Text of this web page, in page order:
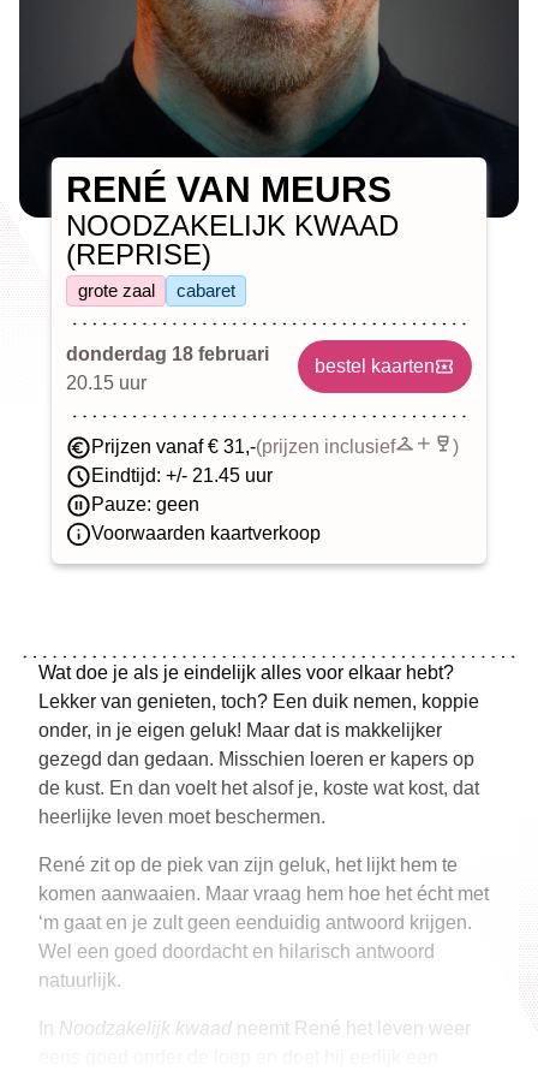
RENÉ VAN MEURS
NOODZAKELIJK KWAAD
(REPRISE)
grote zaal cabaret
donderdag 18 februari
20.15 uur
bestel kaarten
Prijzen vanaf € 31,-(prijzen inclusief
)
Eindtijd: +/- 21.45 uur
Pauze: geen
Voorwaarden kaartverkoop
Wat doe je als je eindelijk alles voor elkaar hebt?
Lekker van genieten, toch? Een duik nemen, koppie
onder, in je eigen geluk! Maar dat is makkelijker
gezegd dan gedaan. Misschien loeren er kapers op
de kust. En dan voelt het alsof je, koste wat kost, dat
heerlijke leven moet beschermen.
René zit op de piek van zijn geluk, het lijkt hem te
komen aanwaaien. Maar vraag hem hoe het écht met
‘m gaat en je zult geen eenduidig antwoord krijgen.
Wel een goed doordacht en hilarisch antwoord
natuurlijk.
In Noodzakelijk kwaad neemt René het leven weer